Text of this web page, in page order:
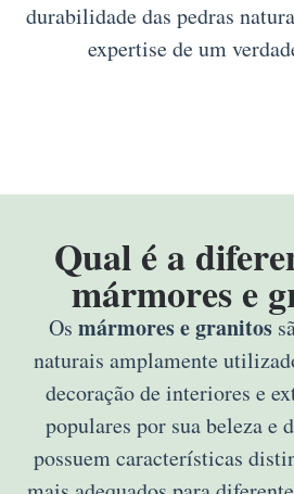
durabilidade das pedras
expertise de um
Qual é a
mármores e
Os mármores e granitos
naturais amplamente
decoração de interiores e
populares por sua beleza e
possuem características